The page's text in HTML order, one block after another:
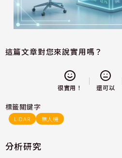
這篇文章對您來說實用嗎？
很實用！ 還可以
標籤關鍵字
LiDAR 無人機
分析研究